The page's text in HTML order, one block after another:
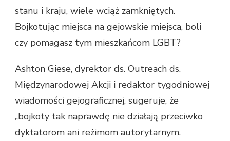
stanu i kraju, wiele wciąż zamkniętych.
Bojkotując miejsca na gejowskie miejsca, boli
czy pomagasz tym mieszkańcom LGBT?
Ashton Giese, dyrektor ds. Outreach ds.
Międzynarodowej Akcji i redaktor tygodniowej
wiadomości gejograficznej, sugeruje, że
„bojkoty tak naprawdę nie działają przeciwko
dyktatorom ani reżimom autorytarnym.